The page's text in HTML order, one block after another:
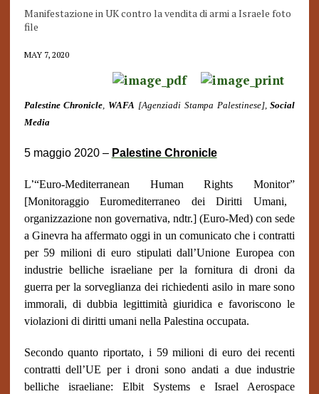
Manifestazione in UK contro la vendita di armi a Israele foto
file
MAY 7, 2020
Palestine Chronicle, WAFA [Agenziadi Stampa Palestinese],Social
Media
5 maggio 2020 – Palestine Chronicle
L’“Euro-Mediterranean Human Rights Monitor”
[Monitoraggio Euromediterraneo dei Diritti Umani,
organizzazione non governativa, ndtr.] (Euro-Med) con sede
a Ginevra ha affermato oggi in un comunicato che i contratti
per 59 milioni di euro stipulati dall’Unione Europea con
industrie belliche israeliane per la fornitura di droni da
guerra per la sorveglianza dei richiedenti asilo in mare sono
immorali, di dubbia legittimità giuridica e favoriscono le
violazioni di diritti umani nella Palestina occupata.
Secondo quanto riportato, i 59 milioni di euro dei recenti
contratti dell’UE per i droni sono andati a due industrie
belliche israeliane: Elbit Systems e Israel Aerospace